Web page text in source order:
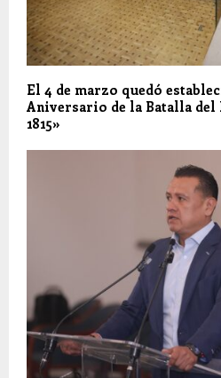
El 4 de marzo quedó
Aniversario de la Batalla del
1815»